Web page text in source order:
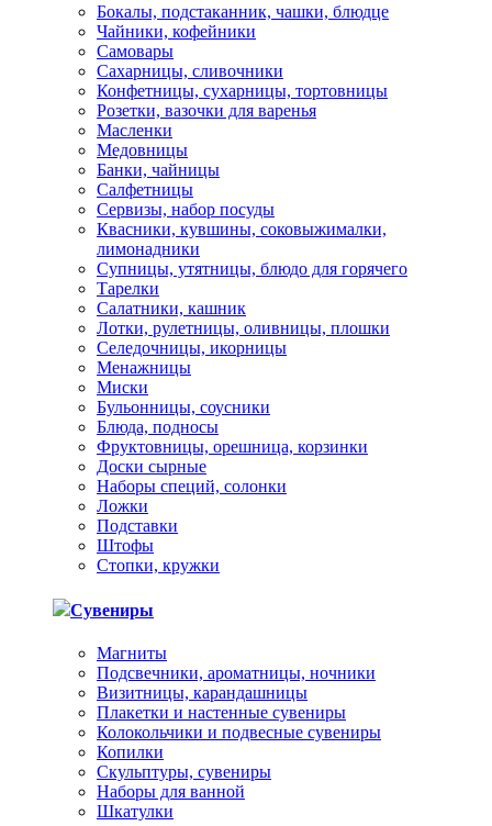
Бокалы, подстаканник, чашки, блюдце
Чайники, кофейники
Самовары
Сахарницы, сливочники
Конфетницы, сухарницы, тортовницы
Розетки, вазочки для варенья
Масленки
Медовницы
Банки, чайницы
Салфетницы
Сервизы, набор посуды
Квасники, кувшины, соковыжималки,
лимонадники
Супницы, утятницы, блюдо для горячего
Тарелки
Салатники, кашник
Лотки, рулетницы, оливницы, плошки
Селедочницы, икорницы
Менажницы
Миски
Бульонницы, соусники
Блюда, подносы
Фруктовницы, орешница, корзинки
Доски сырные
Наборы специй, солонки
Ложки
Подставки
Штофы
Стопки, кружки
Сувениры
Магниты
Подсвечники, ароматницы, ночники
Визитницы, карандашницы
Плакетки и настенные сувениры
Колокольчики и подвесные сувениры
Копилки
Скульптуры, сувениры
Наборы для ванной
Шкатулки